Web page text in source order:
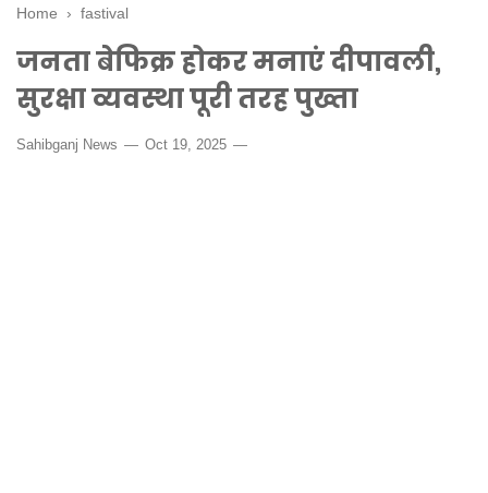
Home › fastival
जनता बेफिक्र होकर मनाएं दीपावली,
सुरक्षा व्यवस्था पूरी तरह पुख्ता
Sahibganj News Oct 19, 2025